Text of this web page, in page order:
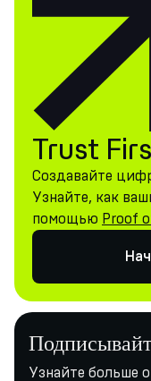
Trust
Создавайте
Узнайте, как
помощью Proof
Узнайте больше